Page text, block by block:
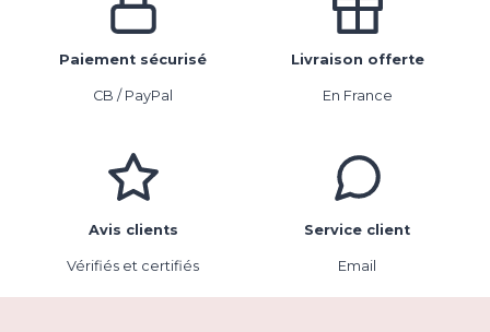
Paiement sécurisé
CB / PayPal
Livraison offerte
En France
Avis clients
Vérifiés et certifiés
Service client
Email